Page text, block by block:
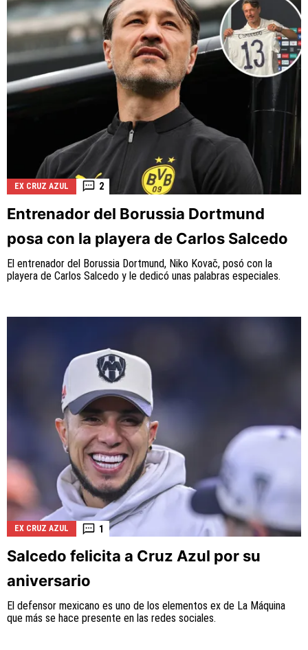
EX CRUZ AZUL 2
Entrenador del Borussia Dortmund
posa con la playera de Carlos Salcedo
El entrenador del Borussia Dortmund, Niko Kovač, posó con la
playera de Carlos Salcedo y le dedicó unas palabras especiales.
EX CRUZ AZUL 1
Salcedo felicita a Cruz Azul por su
aniversario
El defensor mexicano es uno de los elementos ex de La Máquina
que más se hace presente en las redes sociales.